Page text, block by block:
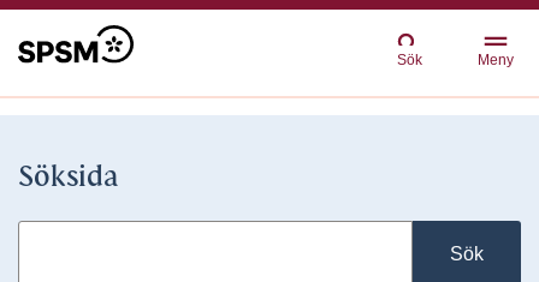
Sök Meny
Söksida
Sök